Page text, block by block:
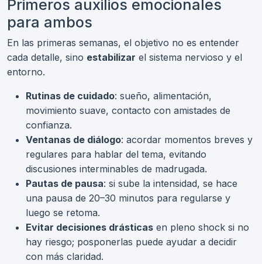
Primeros auxilios emocionales
para ambos
En las primeras semanas, el objetivo no es entender
cada detalle, sino estabilizar el sistema nervioso y el
entorno.
Rutinas de cuidado: sueño, alimentación,
movimiento suave, contacto con amistades de
confianza.
Ventanas de diálogo: acordar momentos breves y
regulares para hablar del tema, evitando
discusiones interminables de madrugada.
Pautas de pausa: si sube la intensidad, se hace
una pausa de 20–30 minutos para regularse y
luego se retoma.
Evitar decisiones drásticas en pleno shock si no
hay riesgo; posponerlas puede ayudar a decidir
con más claridad.